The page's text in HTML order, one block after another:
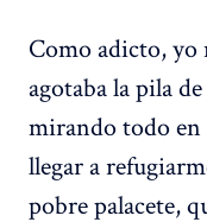
Como adicto, yo
agotaba la pila
mirando todo en
llegar a
pobre palacete,